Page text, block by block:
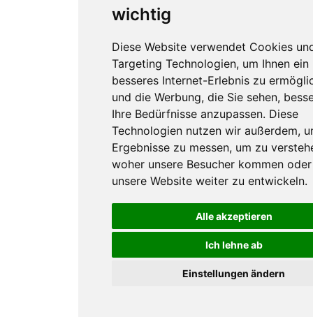
wichtig
Diese Website verwendet Cookies
Targeting Technologien, um Ihnen ein
besseres Internet-Erlebnis zu
und die Werbung, die Sie sehen,
Ihre Bedürfnisse anzupassen. Diese
Technologien nutzen wir außerdem,
Ergebnisse zu messen, um zu
woher unsere Besucher kommen
unsere Website weiter zu entwickeln.
Alle akzeptieren
Ich lehne ab
Einstellungen ändern